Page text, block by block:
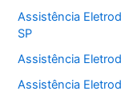
Assistência
SP
Assistência
Assistência